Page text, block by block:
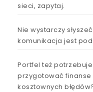
sieci, zapytaj.
Nie wystarczy
komunikacja jest
Portfel też
przygotować
kosztownych